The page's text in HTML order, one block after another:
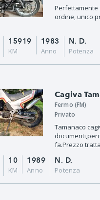
Perfettamente
ordine, unico
1983
Anno
15919
KM
N. D.
Potenza
Cagiva
Fermo (FM)
Privato
Tamanaco
fa.Prezzo
1989
Anno
10
KM
N. D.
Potenza